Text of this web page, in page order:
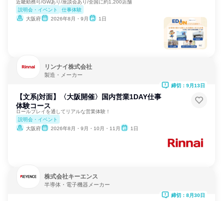
近畿勤務可/GWあり/座談会あり/全国に約1,200店舗
説明会・イベント
仕事体験
大阪府
2026年8月・9月 1日
リンナイ株式会社
製造・メーカー
【文系|対面】〈大阪開催〉国内営業1DAY仕事
体験コース
ロールプレイを通してリアルな営業体験！
説明会・イベント
大阪府
2026年8月・9月・10月・11月 1日
締切：9月13日
株式会社キーエンス
半導体・電子機器メーカー
締切：8月30日